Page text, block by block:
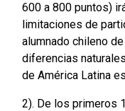
600 a 800 puntos)
limitaciones de
alumnado chileno
diferencias
de América Latina
2). De los primeros